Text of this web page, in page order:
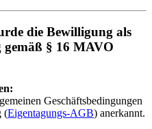
die Bewilligung als
§ 16 MAVO
Geschäftsbedingungen
(Eigentagungs-AGB) anerkannt.